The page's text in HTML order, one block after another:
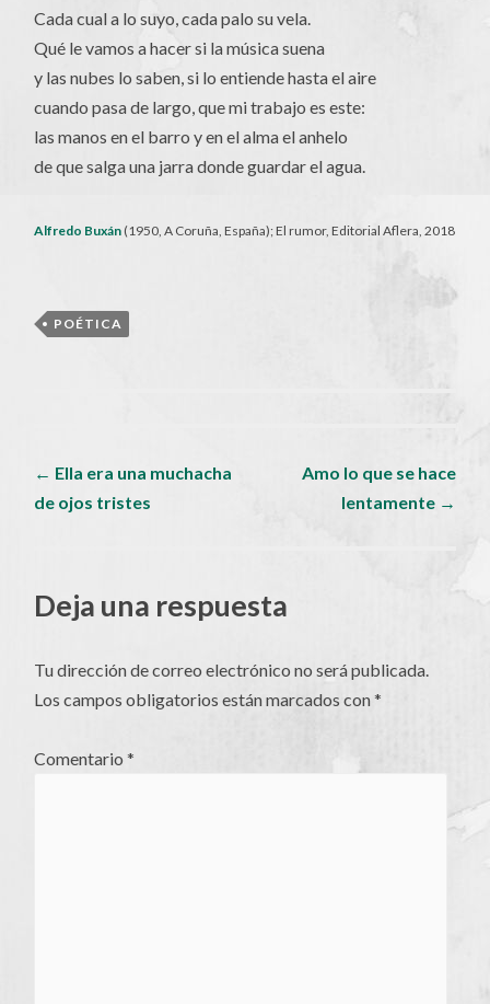
Cada cual a lo suyo, cada palo su vela.
Qué le vamos a hacer si la música suena
y las nubes lo saben, si lo entiende hasta el aire
cuando pasa de largo, que mi trabajo es este:
las manos en el barro y en el alma el anhelo
de que salga una jarra donde guardar el agua.
Alfredo Buxán (1950, A Coruña, España); El rumor, Editorial Aflera, 2018
POÉTICA
Navegador
de
artículos
← Ella era una muchacha
de ojos tristes
Amo lo que se hace
lentamente →
Deja una respuesta
Tu dirección de correo electrónico no será publicada.
Los campos obligatorios están marcados con*
Comentario*